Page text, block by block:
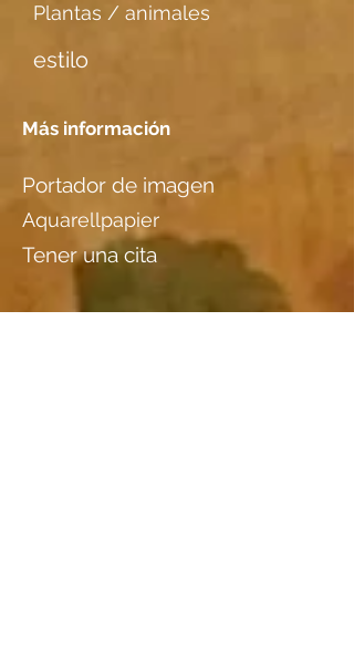
Plantas / animales
estilo
Más información
Portador de imagen
Aquarellpapier
Tener una cita